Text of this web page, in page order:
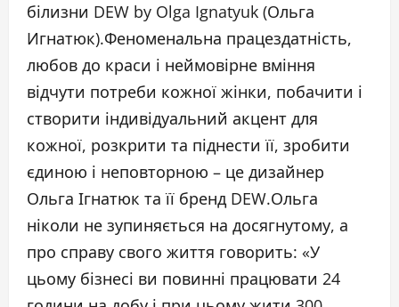
білизни DEW by Olga Ignatyuk (Ольга
Игнатюк).Феноменальна працездатність,
любов до краси і неймовірне вміння
відчути потреби кожної жінки, побачити і
створити індивідуальний акцент для
кожної, розкрити та піднести її, зробити
єдиною і неповторною – це дизайнер
Ольга Ігнатюк та її бренд DEW.Ольга
ніколи не зупиняється на досягнутому, а
про справу свого життя говорить: «У
цьому бізнесі ви повинні працювати 24